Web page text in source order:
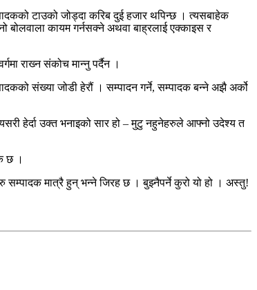
टाउको जोड्दा करिब दुई हजार थपिन्छ । त्यसबाहेक
बोलवाला कायम गर्नसक्ने अथवा बाह्रलाई एक्काइस र
राख्‍न संकोच मान्‍नु पर्दैन ।
संख्या जोडी हेरौं । सम्पादन गर्ने, सम्पादक बन्‍ने अझै अर्को
हेर्दा उक्त भनाइको सार हो – मुटु नहुनेहरुले आफ्नो उदेश्य त
छ ।
सम्पादक मात्रै हुन् भन्‍ने जिरह छ । बुझ्नैपर्ने कुरो यो हो । अस्तु!